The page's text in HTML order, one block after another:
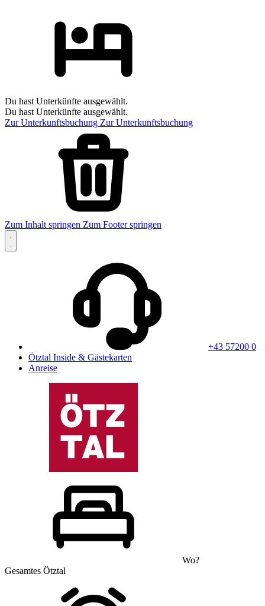
Du hast Unterkünfte ausgewählt.
Du hast Unterkünfte ausgewählt.
Zur Unterkunftsbuchung Zur Unterkunftsbuchung
Zum Inhalt springen Zum Footer springen
+43 57200 0
Ötztal Inside & Gästekarten
Anreise
Wo?
Gesamtes Ötztal